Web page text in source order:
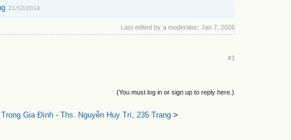
21/12/2014
Last edited by a moderator: Jan 7, 2026
#1
(You must log in or sign up to reply here.)
Gia Đình - Ths. Nguyễn Huy Trí, 235 Trang >